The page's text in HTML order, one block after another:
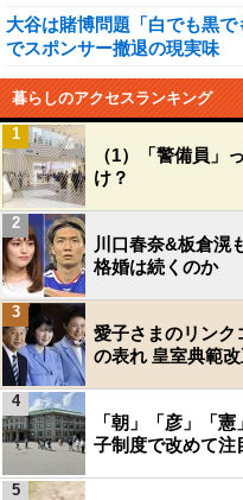
大谷は賭博問題「白でも黒
でスポンサー撤退の現実味
暮らしのアクセスランキング
（1）「警備員」
け？
1
川口春奈&板倉滉
格婚は続くのか
2
愛子さまのリンク
の表れ 皇室典範
3
「朝」「彦」「
子制度で改めて注
4
5